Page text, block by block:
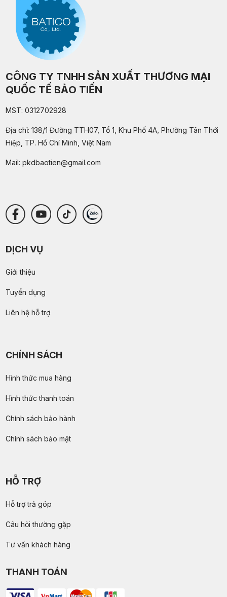
Cách nhận biết dây curoa PU nhập khẩu
chính hãng, chất lượng
TUE 07, 2026
Đơn vị gia công băng tải PVC caro tải sản
phẩm theo yêu cầu
MON 07, 2026
Băng tải PVC caro công nghiệp khác gì so với
FRI 07, 2026
CÔNG TY TNHH SẢN XUẤT THƯƠNG MẠI
QUỐC TẾ BẢO TIẾN
MST: 0312702928
Địa chỉ: 138/1 Đường TTH07, Tổ 1, Khu Phố 4A, Phường Tân Thới
Hiệp, TP. Hồ Chí Minh, Việt Nam
Mail: pkdbaotien@gmail.com
DỊCH VỤ
Giới thiệu
Tuyển dụng
Liên hệ hỗ trợ
CHÍNH SÁCH
Hình thức mua hàng
Hình thức thanh toán
Chính sách bảo hành
Chính sách bảo mật
HỖ TRỢ
Hỗ trợ trả góp
Câu hỏi thường gặp
Tư vấn khách hàng
THANH TOÁN